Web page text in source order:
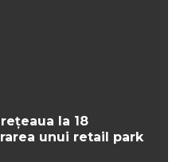
la 18
unui retail park